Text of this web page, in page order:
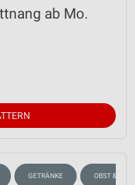
ab Mo.
GETRÄNKE OBST &